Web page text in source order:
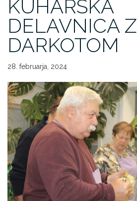
KUHARSKA
DELAVNICA Z
DARKOTOM
28. februarja, 2024